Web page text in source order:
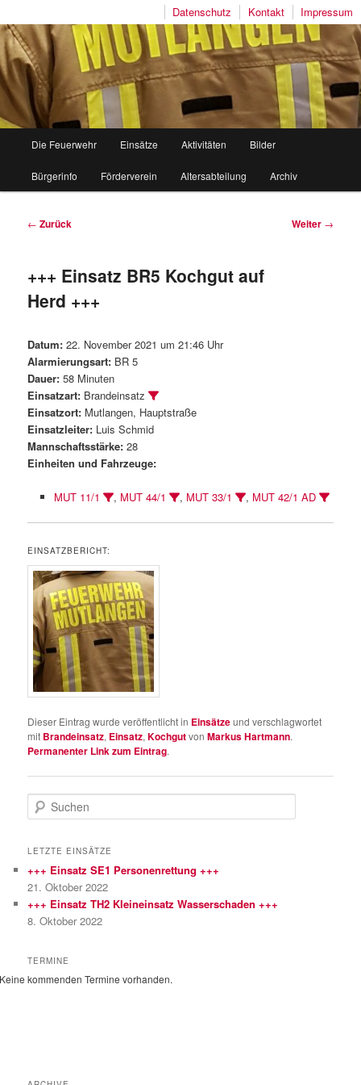
Impressum
Kontakt
Datenschutz
Freiwillige Feuerwehr Mutlangen
Zum
Inhalt
Zum
sekundären
Die Feuerwehr Einsätze Aktivitäten Bilder
Bürgerinfo Förderverein Altersabteilung Archiv
Beitragsnavigation
← Zurück Weiter →
+++ Einsatz BR5 Kochgut auf
Herd +++
Datum: 22. November 2021 um 21:46 Uhr
Alarmierungsart: BR 5
Dauer: 58 Minuten
Einsatzart: Brandeinsatz
Einsatzort: Mutlangen, Hauptstraße
Einsatzleiter: Luis Schmid
Mannschaftsstärke: 28
Einheiten und Fahrzeuge:
MUT 11/1 , MUT 44/1 , MUT 33/1 , MUT 42/1 AD
EINSATZBERICHT:
Dieser Eintrag wurde veröffentlicht in Einsätzeund verschlagwortet
mit Brandeinsatz, Einsatz,KochgutvonMarkus Hartmann.
Permanenter Link zum Eintrag.
u
h
n
LETZTE EINSÄTZE
+++ Einsatz SE1 Personenrettung +++
21. Oktober 2022
+++ Einsatz TH2 Kleineinsatz Wasserschaden +++
8. Oktober 2022
TERMINE
Keine kommenden Termine vorhanden.